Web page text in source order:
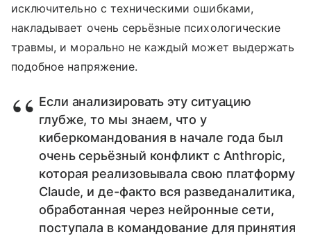
исключительно с техническими ошибками,
накладывает очень серьёзные психологические
травмы, и морально не каждый может выдержать
подобное напряжение.
Если анализировать эту ситуацию
глубже, то мы знаем, что у
киберкомандования в начале года был
очень серьёзный конфликт с Anthropic,
которая реализовывала свою платформу
Claude, и де-факто вся разведаналитика,
обработанная через нейронные сети,
поступала в командование для принятия